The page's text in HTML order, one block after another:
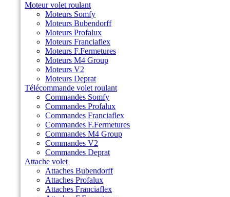
Moteur volet roulant
Moteurs Somfy
Moteurs Bubendorff
Moteurs Profalux
Moteurs Franciaflex
Moteurs F.Fermetures
Moteurs M4 Group
Moteurs V2
Moteurs Deprat
Télécommande volet roulant
Commandes Somfy
Commandes Profalux
Commandes Franciaflex
Commandes F.Fermetures
Commandes M4 Group
Commandes V2
Commandes Deprat
Attache volet
Attaches Bubendorff
Attaches Profalux
Attaches Franciaflex